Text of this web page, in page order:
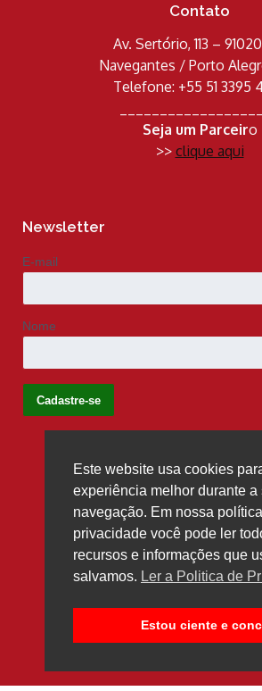
Contato
Av. Sertório, 113 –
Navegantes / Porto
Telefone: +55 51 3395
Seja um Parceiro
>> clique aqui
Newsletter
E-mail
Nome
Siga-nos
Este website usa cookies
experiência melhor durante a
navegação. Em nossa
privacidade você pode ler
recursos e informações que
salvamos. Ler a Politica de
Estou ciente e